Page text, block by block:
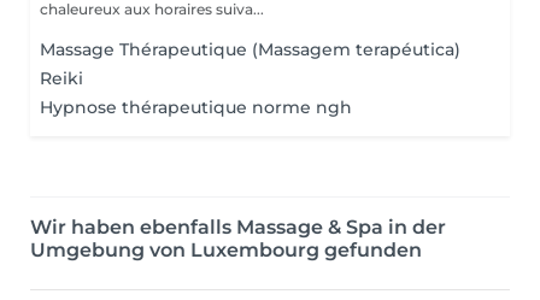
chaleureux aux horaires suiva...
Massage Thérapeutique (Massagem terapéutica)
Reiki
Hypnose thérapeutique norme ngh
Wir haben ebenfalls Massage & Spa in der
Umgebung von Luxembourg gefunden